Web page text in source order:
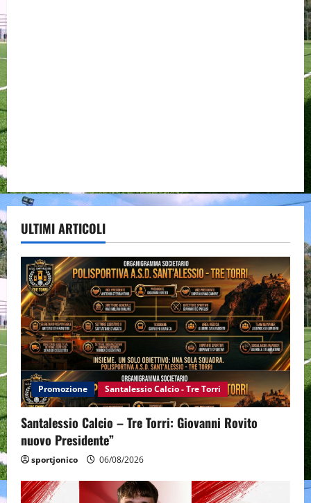
ULTIMI ARTICOLI
Promozione Santalessio Calcio - Tre Torri
Santalessio Calcio – Tre Torri: Giovanni Rovito
nuovo Presidente”
sportjonico 06/08/2026